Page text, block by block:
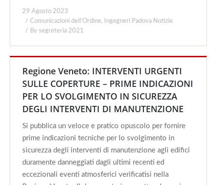
29 Agosto 2023
Comunicazioni dell'Ordine,
Ingegneri Padova Notizie
By segreteria 2021
Regione Veneto: INTERVENTI URGENTI
SULLE COPERTURE – PRIME INDICAZIONI
PER LO SVOLGIMENTO IN SICUREZZA
DEGLI INTERVENTI DI MANUTENZIONE
Si pubblica un veloce e pratico opuscolo per fornire
prime indicazioni tecniche per lo svolgimento in
sicurezza degli interventi di manutenzione agli edifici
duramente danneggiati dagli ultimi recenti ed
eccezionali eventi atmosferici verificatisi nella